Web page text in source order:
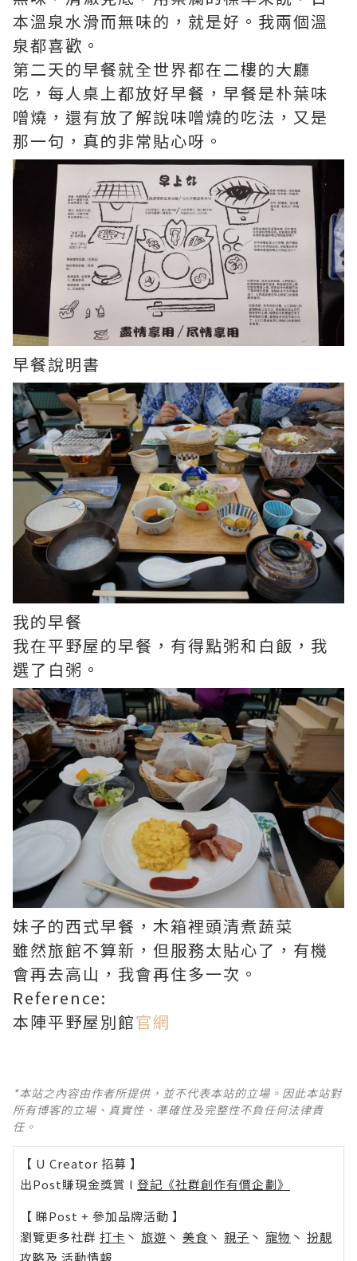
本溫泉水滑而無味的，就是好。我兩個溫
泉都喜歡。
第二天的早餐就全世界都在二樓的大廳
吃，每人桌上都放好早餐，早餐是朴葉味
噌燒，還有放了解說味噌燒的吃法，又是
那一句，真的非常貼心呀。
早餐說明書
我的早餐
我在平野屋的早餐，有得點粥和白飯，我
選了白粥。
妹子的西式早餐，木箱裡頭清煮蔬菜
雖然旅館不算新，但服務太貼心了，有機
會再去高山，我會再住多一次。
Reference:
本陣平野屋別館官網
*本站之內容由作者所提供，並不代表本站的立場。因此本站對
所有博客的立場、真實性、準確性及完整性不負任何法律責
任。
【 U Creator 招募 】
出Post賺現金獎賞 l 登記《社群創作有價企劃》
【 睇Post + 參加品牌活動 】
瀏覽更多社群 打卡 丶 旅遊 丶 美食 丶 親子 丶 寵物 丶 扮靚
攻略及 活動情報